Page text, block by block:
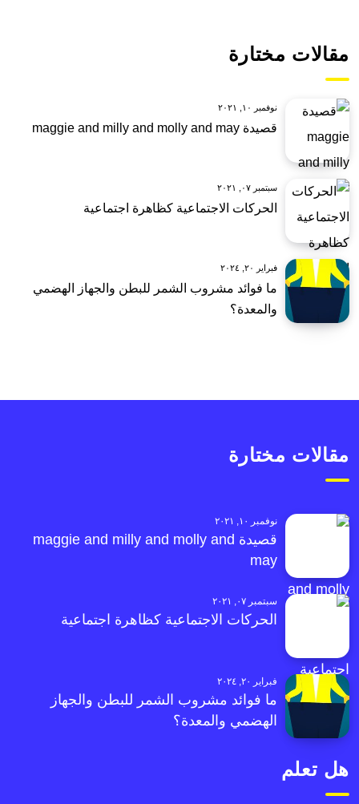
مقالات مختارة
نوفمبر ١٠, ٢٠٢١
قصيدة maggie and milly and molly and may
سبتمبر ٠٧, ٢٠٢١
الحركات الاجتماعية كظاهرة اجتماعية
فبراير ٢٠, ٢٠٢٤
ما فوائد مشروب الشمر للبطن والجهاز الهضمي
والمعدة؟
مقالات مختارة
نوفمبر ١٠, ٢٠٢١
قصيدة maggie and milly and molly and
may
سبتمبر ٠٧, ٢٠٢١
الحركات الاجتماعية كظاهرة اجتماعية
فبراير ٢٠, ٢٠٢٤
ما فوائد مشروب الشمر للبطن والجهاز
الهضمي والمعدة؟
هل تعلم